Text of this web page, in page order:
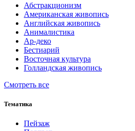
Абстракционизм
Американская живопись
Английская живопись
Анималистика
Ар-деко
Бестиарий
Восточная культура
Голландская живопись
Смотреть все
Тематика
Пейзаж